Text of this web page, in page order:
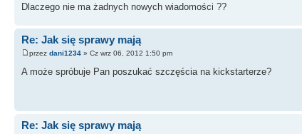
Dlaczego nie ma żadnych nowych wiadomości ??
Re: Jak się sprawy mają
przez dani1234 » Cz wrz 06, 2012 1:50 pm
A może spróbuje Pan poszukać szczęścia na kickstarterze?
Re: Jak się sprawy mają